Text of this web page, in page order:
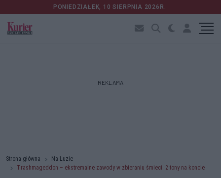
PONIEDZIAŁEK, 10 SIERPNIA 2026R.
REKLAMA
Strona główna
Na Luzie
Trashmageddon – ekstremalne zawody w zbieraniu śmieci. 2 tony na koncie